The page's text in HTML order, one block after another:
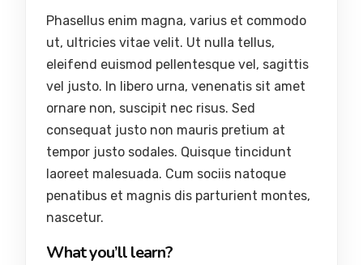
Phasellus enim magna, varius et commodo
ut, ultricies vitae velit. Ut nulla tellus,
eleifend euismod pellentesque vel, sagittis
vel justo. In libero urna, venenatis sit amet
ornare non, suscipit nec risus. Sed
consequat justo non mauris pretium at
tempor justo sodales. Quisque tincidunt
laoreet malesuada. Cum sociis natoque
penatibus et magnis dis parturient montes,
nascetur.
What you’ll learn?